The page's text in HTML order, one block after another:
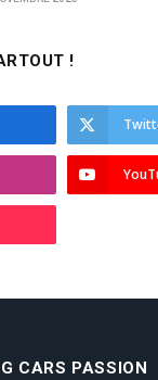
!
CARS PASSION